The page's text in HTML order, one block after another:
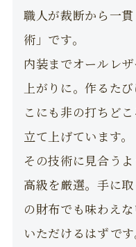
職人が裁断から一
術」です。
内装までオールレ
上がりに。作るた
こにも非の打ちど
立て上げています。
その技術に見合う
高級を厳選。手に
の財布でも味わえ
いただけるはずです